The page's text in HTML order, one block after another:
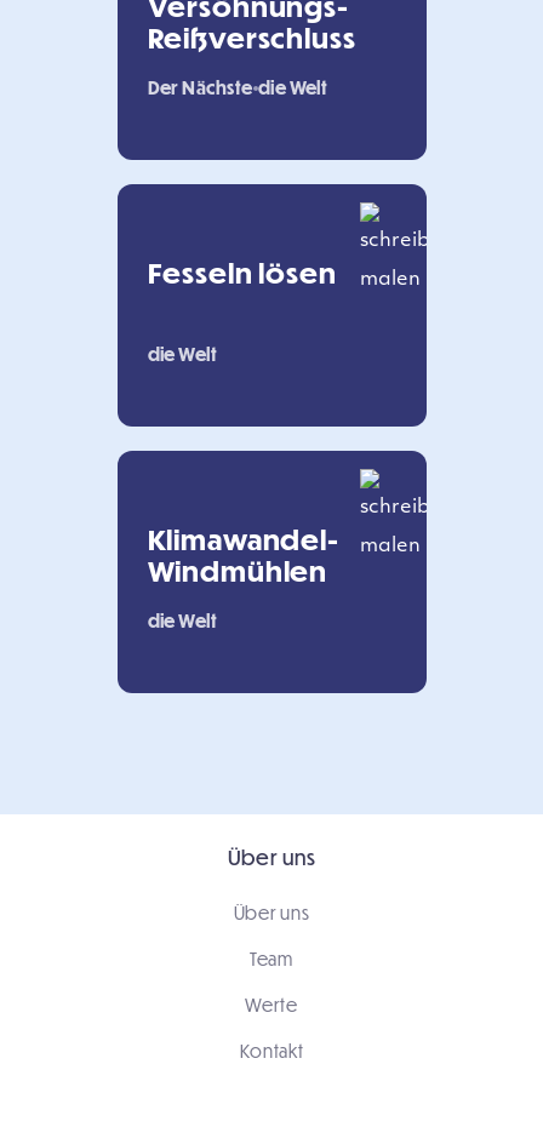
Reißverschluss
Der Nächste die Welt
Fesseln lösen
die Welt
Klimawandel-
Windmühlen
die Welt
Über uns
Über uns
Team
Werte
Kontakt